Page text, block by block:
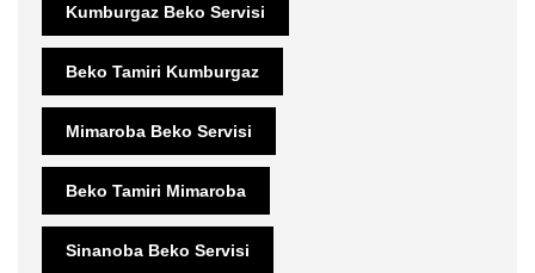
Kumburgaz Beko Servisi
Beko Tamiri Kumburgaz
Mimaroba Beko Servisi
Beko Tamiri Mimaroba
Sinanoba Beko Servisi